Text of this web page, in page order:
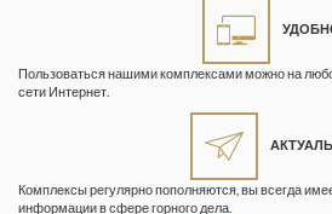
Пользоваться нашими комплексами можно на
сети Интернет.
Комплексы регулярно пополняются, вы всегда
информации в сфере горного дела.